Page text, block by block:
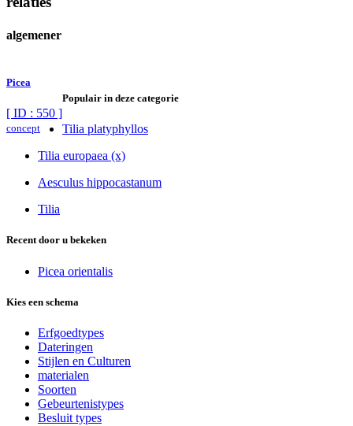
algemener
Picea
[ ID : 550 ]
concept
Populair in deze categorie
Tilia platyphyllos
Tilia europaea (x)
Aesculus hippocastanum
Tilia
Recent door u bekeken
Picea orientalis
Kies een schema
Erfgoedtypes
Dateringen
Stijlen en Culturen
materialen
Soorten
Gebeurtenistypes
Besluit types